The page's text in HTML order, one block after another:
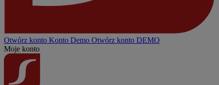
Otwórz konto Konto Demo Otwórz konto DEMO
Moje konto